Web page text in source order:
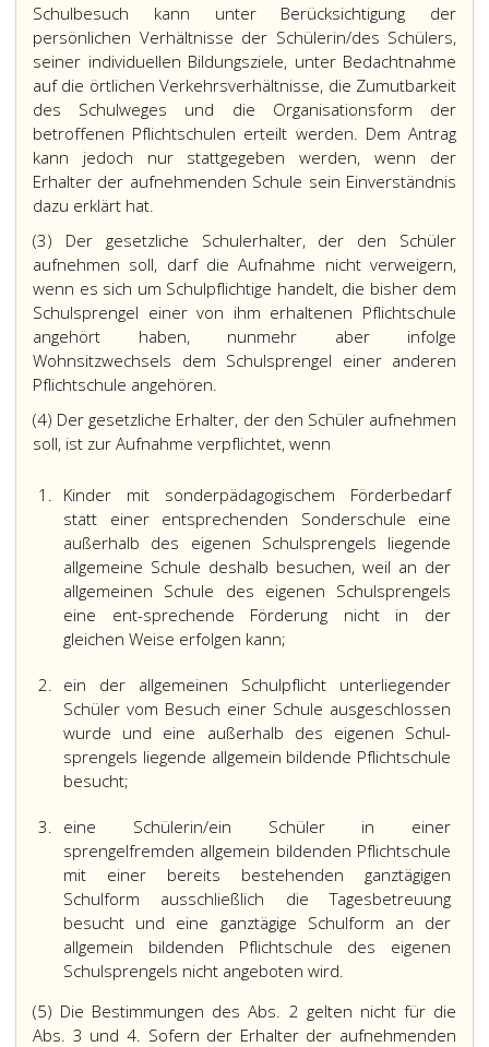
Schulbesuch kann unter Berücksichtigung der
persönlichen Verhältnisse der Schülerin/des Schülers,
seiner individuellen Bildungsziele, unter Bedachtnahme
auf die örtlichen Verkehrsverhältnisse, die Zumutbarkeit
des Schulweges und die Organisationsform der
betroffenen Pflichtschulen erteilt werden. Dem Antrag
kann jedoch nur stattgegeben werden, wenn der
Erhalter der aufnehmenden Schule sein Einverständnis
dazu erklärt hat.
(3) Der gesetzliche Schulerhalter, der den Schüler
aufnehmen soll, darf die Aufnahme nicht verweigern,
wenn es sich um Schulpflichtige handelt, die bisher dem
Schulsprengel einer von ihm erhaltenen Pflichtschule
angehört haben, nunmehr aber infolge
Wohnsitzwechsels dem Schulsprengel einer anderen
Pflichtschule angehören.
(4) Der gesetzliche Erhalter, der den Schüler aufnehmen
soll, ist zur Aufnahme verpflichtet, wenn
1. Kinder mit sonderpädagogischem Förderbedarf
statt einer entsprechenden Sonderschule eine
außerhalb des eigenen Schulsprengels liegende
allgemeine Schule deshalb besuchen, weil an der
allgemeinen Schule des eigenen Schulsprengels
eine ent-sprechende Förderung nicht in der
gleichen Weise erfolgen kann;
2. ein der allgemeinen Schulpflicht unterliegender
Schüler vom Besuch einer Schule ausgeschlossen
wurde und eine außerhalb des eigenen Schul-
sprengels liegende allgemein bildende Pflichtschule
besucht;
3. eine Schülerin/ein Schüler in einer
sprengelfremden allgemein bildenden Pflichtschule
mit einer bereits bestehenden ganztägigen
Schulform ausschließlich die Tagesbetreuung
besucht und eine ganztägige Schulform an der
allgemein bildenden Pflichtschule des eigenen
Schulsprengels nicht angeboten wird.
(5) Die Bestimmungen des Abs. 2 gelten nicht für die
Abs. 3 und 4. Sofern der Erhalter der aufnehmenden